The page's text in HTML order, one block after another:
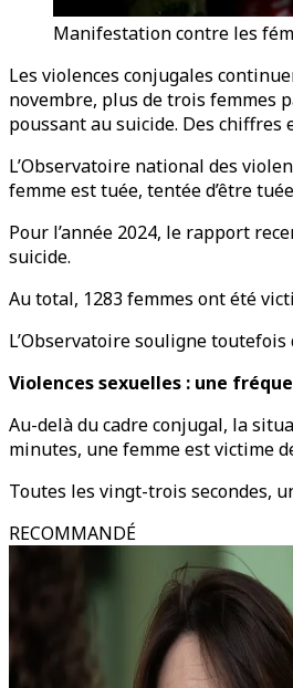
Manifestation contre les
Les violences conjugales
novembre, plus de trois femmes
poussant au suicide. Des chiffres
L’Observatoire national des
femme est tuée, tentée d’être
Pour l’année 2024, le rapport
suicide.
Au total, 1283 femmes ont été
L’Observatoire souligne
Violences sexuelles : une
Au-delà du cadre conjugal, la
minutes, une femme est victime
Toutes les vingt-trois secondes,
RECOMMANDÉ